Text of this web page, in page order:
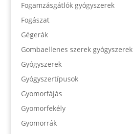
Fogamzásgátlók gyógyszerek
Fogászat
Gégerák
Gombaellenes szerek gyógyszerek
Gyógyszerek
Gyógyszertípusok
Gyomorfájás
Gyomorfekély
Gyomorrák